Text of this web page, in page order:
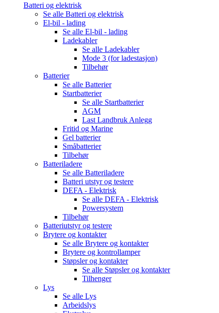
Batteri og elektrisk
Se alle Batteri og elektrisk
El-bil - lading
Se alle El-bil - lading
Ladekabler
Se alle Ladekabler
Mode 3 (for ladestasjon)
Tilbehør
Batterier
Se alle Batterier
Startbatterier
Se alle Startbatterier
AGM
Last Landbruk Anlegg
Fritid og Marine
Gel batterier
Småbatterier
Tilbehør
Batteriladere
Se alle Batteriladere
Batteri utstyr og testere
DEFA - Elektrisk
Se alle DEFA - Elektrisk
Powersystem
Tilbehør
Batteriutstyr og testere
Brytere og kontakter
Se alle Brytere og kontakter
Brytere og kontrollamper
Støpsler og kontakter
Se alle Støpsler og kontakter
Tilhenger
Lys
Se alle Lys
Arbeidslys